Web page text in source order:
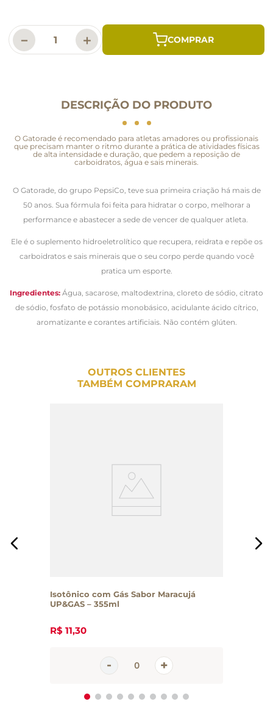
＋
－
DESCRIÇÃO DO PRODUTO
O Gatorade é recomendado para atletas amadores ou profissionais
que precisam manter o ritmo durante a prática de atividades físicas
de alta intensidade e duração, que pedem a reposição de
carboidratos, água e sais minerais.
O Gatorade, do grupo PepsiCo, teve sua primeira criação há mais de
50 anos. Sua fórmula foi feita para hidratar o corpo, melhorar a
performance e abastecer a sede de vencer de qualquer atleta.
Ele é o suplemento hidroeletrolítico que recupera, reidrata e repõe os
carboidratos e sais minerais que o seu corpo perde quando você
pratica um esporte.
Ingredientes: Água, sacarose, maltodextrina, cloreto de sódio, citrato
de sódio, fosfato de potássio monobásico, acidulante ácido cítrico,
aromatizante e corantes artificiais. Não contém glúten.
OUTROS CLIENTES
TAMBÉM COMPRARAM
Isotônico com Gás Sabor Maracujá
UP&GAS – 355ml
R$ 11,30